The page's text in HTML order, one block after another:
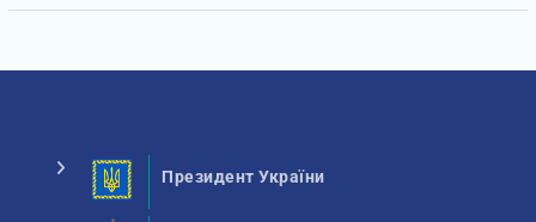
Президент України